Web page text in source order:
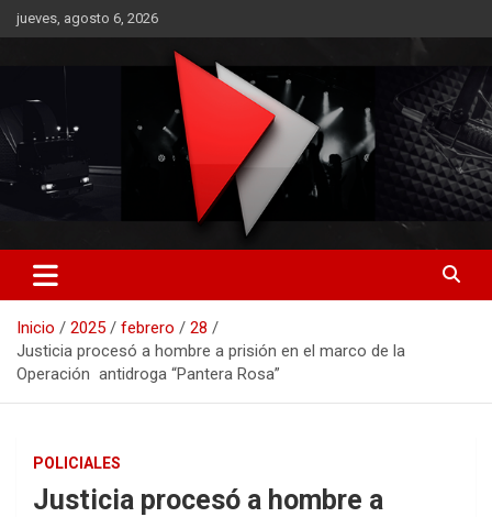
Saltar
al
jueves, agosto 6, 2026
RO CONTENIDOS
Inicio 2025 febrero
28
Justicia procesó a hombre a prisión en el marco de la
Operación antidroga “Pantera Rosa”
POLICIALES
Justicia procesó a hombre a